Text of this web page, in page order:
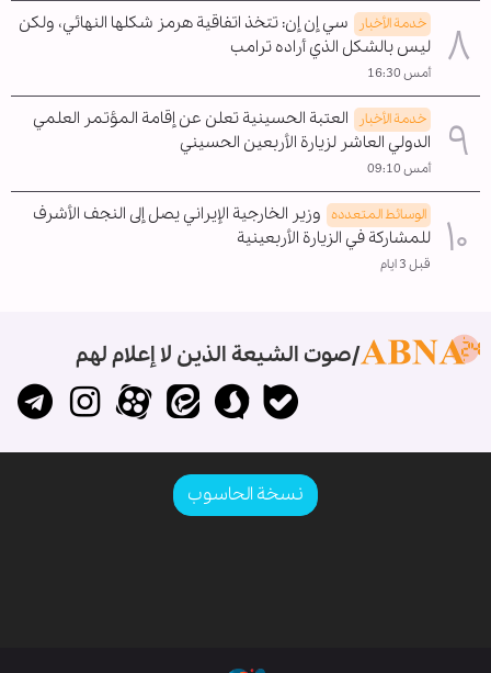
خدمة الأخبار
سي إن إن: تتخذ اتفاقية هرمز شكلها النهائي، ولكن
ليس بالشكل الذي أراده ترامب
أمس 16:30
خدمة الأخبار
العتبة الحسينية تعلن عن إقامة المؤتمر العلمي
الدولي العاشر لزيارة الأربعين الحسيني
أمس 09:10
الوسائط المتعدده وزير الخارجية الإيراني يصل إلى النجف الأشرف
للمشاركة في الزيارة الأربعينية
قبل 3 ايام
صوت الشيعة الذين لا إعلام لهم
نسخة الحاسوب